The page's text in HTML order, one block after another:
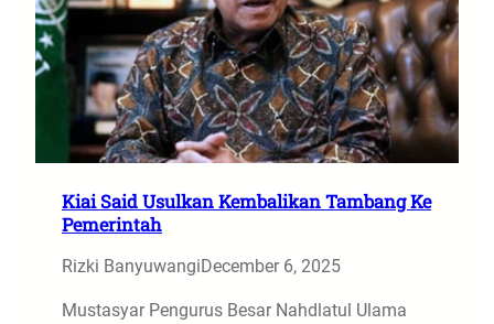
Kiai Said Usulkan Kembalikan Tambang Ke
Pemerintah
Rizki BanyuwangiDecember 6, 2025
Mustasyar Pengurus Besar Nahdlatul Ulama